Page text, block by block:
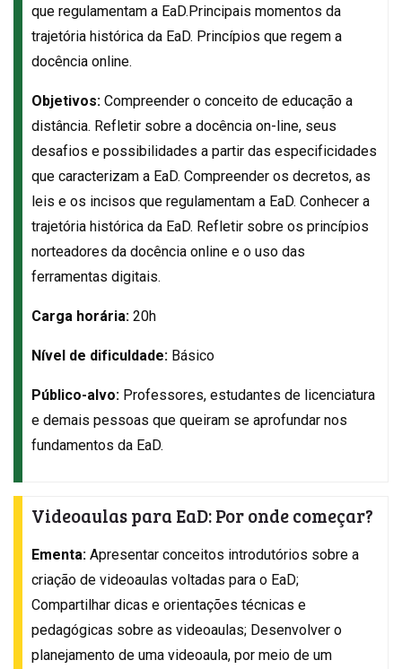
que regulamentam a EaD.Principais momentos da
trajetória histórica da EaD. Princípios que regem a
docência online.
Objetivos: Compreender o conceito de educação a
distância. Refletir sobre a docência on-line, seus
desafios e possibilidades a partir das especificidades
que caracterizam a EaD. Compreender os decretos, as
leis e os incisos que regulamentam a EaD. Conhecer a
trajetória histórica da EaD. Refletir sobre os princípios
norteadores da docência online e o uso das
ferramentas digitais.
Carga horária: 20h
Nível de dificuldade: Básico
Público-alvo: Professores, estudantes de licenciatura
e demais pessoas que queiram se aprofundar nos
fundamentos da EaD.
Videoaulas para EaD: Por onde começar?
Ementa: Apresentar conceitos introdutórios sobre a
criação de videoaulas voltadas para o EaD;
Compartilhar dicas e orientações técnicas e
pedagógicas sobre as videoaulas; Desenvolver o
planejamento de uma videoaula, por meio de um